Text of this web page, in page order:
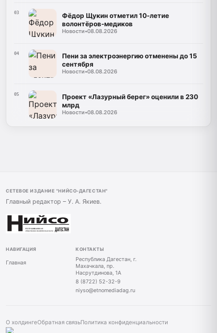
03
Фёдор Щукин отметил 10-летие
волонтёров-медиков
Новости•08.08.2026
04
Пени за электроэнергию отменены до 15
сентября
Новости•08.08.2026
05
Проект «Лазурный берег» оценили в 230
млрд
Новости•08.08.2026
СЕТЕВОЕ ИЗДАНИЕ "НИЙСО-ДАГЕСТАН"
Главный редактор – У. А. Якиев.
НАВИГАЦИЯ
Главная
КОНТАКТЫ
Республика Дагестан, г.
Махачкала, пр.
Насрутдинова, 1А
8 (8722) 52-32-9
niyso@etnomediadag.ru
О холдингеОбратная связьПолитика конфиденциальности